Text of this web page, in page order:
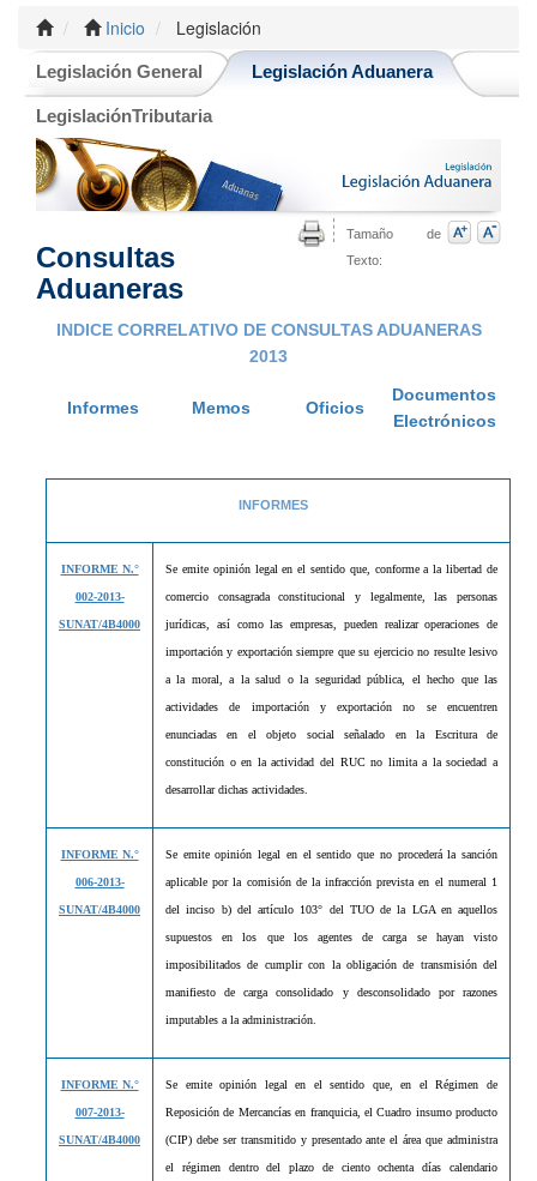
Inicio Legislación
Legislación General Legislación Aduanera
LegislaciónTributaria
Tamaño de
Texto:
Consultas
Aduaneras
INDICE CORRELATIVO DE CONSULTAS ADUANERAS
2013
Informes Memos Oficios
Documentos
Electrónicos
INFORMES
INFORME N.°
002-2013-
SUNAT/4B4000
Se emite opinión legal en el sentido que, conforme a la libertad de
comercio consagrada constitucional y legalmente, las personas
jurídicas, así como las empresas, pueden realizar operaciones de
importación y exportación siempre que su ejercicio no resulte lesivo
a la moral, a la salud o la seguridad pública, el hecho que las
actividades de importación y exportación no se encuentren
enunciadas en el objeto social señalado en la Escritura de
constitución o en la actividad del RUC no limita a la sociedad a
desarrollar dichas actividades.
INFORME N.°
006-2013-
SUNAT/4B4000
Se emite opinión legal en el sentido que no procederá la sanción
aplicable por la comisión de la infracción prevista en el numeral 1
del inciso b) del artículo 103° del TUO de la LGA en aquellos
supuestos en los que los agentes de carga se hayan visto
imposibilitados de cumplir con la obligación de transmisión del
manifiesto de carga consolidado y desconsolidado por razones
imputables a la administración.
INFORME N.°
007-2013-
SUNAT/4B4000
Se emite opinión legal en el sentido que, en el Régimen de
Reposición de Mercancías en franquicia, el Cuadro insumo producto
(CIP) debe ser transmitido y presentado ante el área que administra
el régimen dentro del plazo de ciento ochenta días calendario